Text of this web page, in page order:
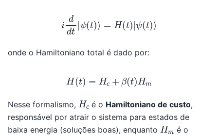
dd
onde o Hamiltoniano total é dado por:
H(t Hc β (t)H m
Nesse formalismo, Hc é o Hamiltoniano de custo,
responsável por atrair o sistema para estados de
baixa energia (soluções boas), enquanto Hm
é o